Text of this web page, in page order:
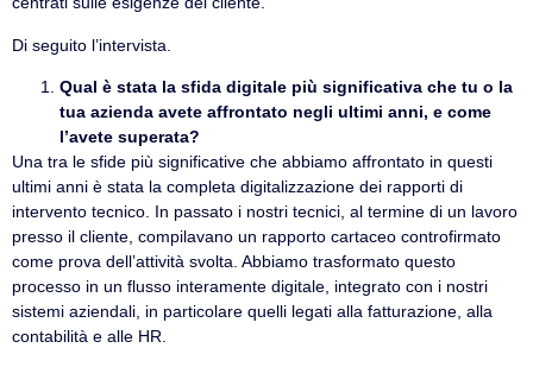
Di seguito l’intervista.
Qual è stata la sfida digitale più significativa che tu o la
tua azienda avete affrontato negli ultimi anni, e come
l’avete superata?
Una tra le sfide più significative che abbiamo affrontato in questi
ultimi anni è stata la completa digitalizzazione dei rapporti di
intervento tecnico. In passato i nostri tecnici, al termine di un lavoro
presso il cliente, compilavano un rapporto cartaceo controfirmato
come prova dell’attività svolta. Abbiamo trasformato questo
processo in un flusso interamente digitale, integrato con i nostri
sistemi aziendali, in particolare quelli legati alla fatturazione, alla
contabilità e alle HR.